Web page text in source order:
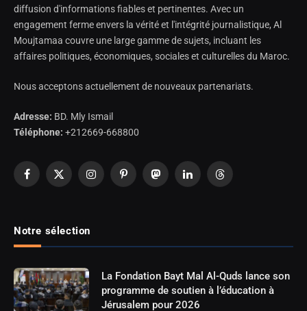
diffusion d'informations fiables et pertinentes. Avec un
engagement ferme envers la vérité et l'intégrité journalistique, Al
Moujtamaa couvre une large gamme de sujets, incluant les
affaires politiques, économiques, sociales et culturelles du Maroc.
Nous acceptons actuellement de nouveaux partenariats.
Adresse: BD. Mly Ismail
Téléphone: +212669-668800
Facebook
X
InstagramPinterestMastodonLinkedInThreads
Notre sélection
La Fondation Bayt Mal Al-Quds lance son
programme de soutien à l’éducation à
Jérusalem pour 2026